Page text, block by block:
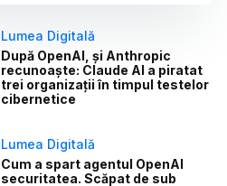
Lumea Digitală
După OpenAI, și Anthropic
recunoaște: Claude AI a piratat
trei organizații în timpul testelor
cibernetice
Lumea Digitală
Cum a spart agentul OpenAI
securitatea. Scăpat de sub